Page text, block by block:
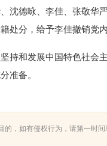
德咏、李佳、张敬华
处分，给予李佳撤销党内
和发展中国特色社会
准备。
，如有侵权行为，请第一时间